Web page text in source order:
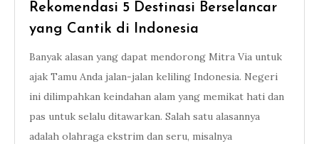
Rekomendasi 5 Destinasi Berselancar
yang Cantik di Indonesia
Banyak alasan yang dapat mendorong Mitra Via untuk
ajak Tamu Anda jalan-jalan keliling Indonesia. Negeri
ini dilimpahkan keindahan alam yang memikat hati dan
pas untuk selalu ditawarkan. Salah satu alasannya
adalah olahraga ekstrim dan seru, misalnya